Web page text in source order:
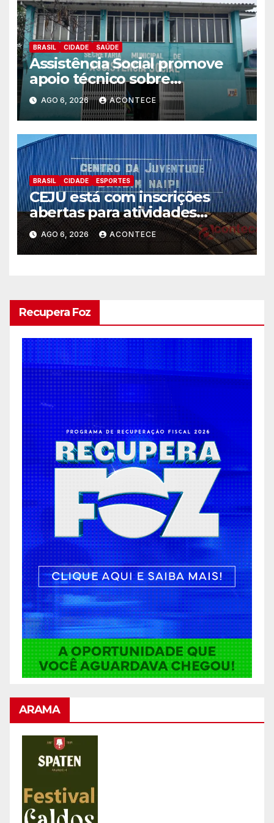
BRASIL CIDADE SAÚDE
Assistência Social promove
apoio técnico sobre
preparação e resposta a
situações de emergência e
calamidade pública
AGO 6, 2026 ACONTECE
BRASIL CIDADE ESPORTES
CEJU está com inscrições
abertas para atividades
gratuitas
AGO 6, 2026 ACONTECE
Recupera Foz
ARAMA